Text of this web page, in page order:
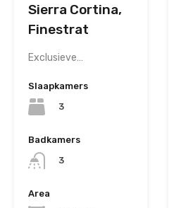
Sierra Cortina,
Finestrat
Exclusieve…
Slaapkamers
3
Badkamers
3
Area